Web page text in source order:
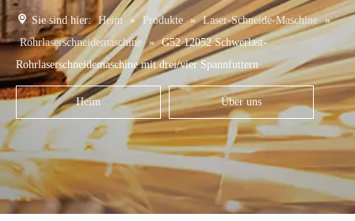
Sie sind hier: Heim » Produkte » Laser-Schneide-Maschine »
Rohrlaserschneidemaschine » G52 12052 Schwerlast-
Rohrlaserschneidemaschine mit drei/vier Spannfuttern
Heim Über uns